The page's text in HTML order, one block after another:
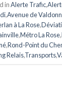
inAlerte Trafic,
,Avenue de
à La Rose,
,Métro La Rose,
,Rond-Point du
Relais,Transports,